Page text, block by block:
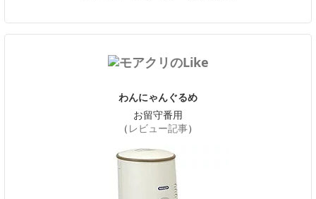
わんにゃんぐるめ
お留守番用
（ レビュー記事）